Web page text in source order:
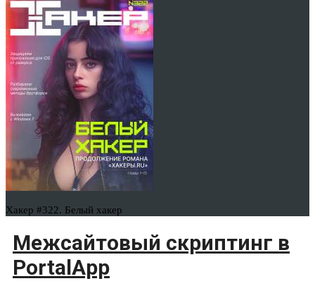
Хакер #322. Белый хакер
Межсайтовый скриптинг в
PortalApp